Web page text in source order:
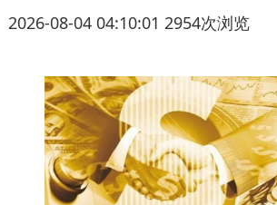
2026-08-04 04:10:01 2954次浏览